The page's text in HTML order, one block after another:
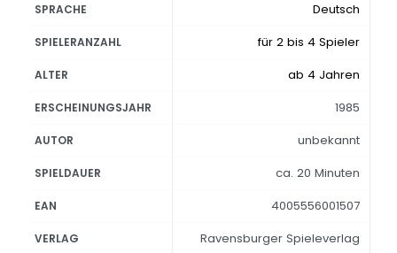
SPRACHE Deutsch
SPIELERANZAHL für 2 bis 4 Spieler
ALTER ab 4 Jahren
ERSCHEINUNGSJAHR 1985
AUTOR unbekannt
SPIELDAUER ca. 20 Minuten
EAN 4005556001507
VERLAG Ravensburger Spieleverlag